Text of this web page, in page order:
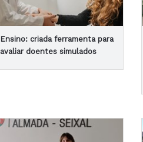
Ensino: criada ferramenta para
avaliar doentes simulados